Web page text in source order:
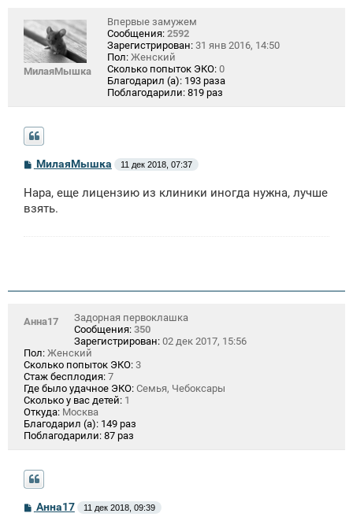
МилаяМышка
Впервые замужем
Сообщения: 2592
Зарегистрирован: 31 янв 2016, 14:50
Пол: Женский
Сколько попыток ЭКО: 0
Благодарил (а): 193 раза
Поблагодарили: 819 раз
С
б
щ
МилаяМышка 11 дек 2018, 07:37
Нара, еще лицензию из клиники иногда нужна, лучше
взять.
Анна17
Задорная первоклашка
Сообщения: 350
Зарегистрирован: 02 дек 2017, 15:56
Пол: Женский
Сколько попыток ЭКО: 3
Стаж бесплодия: 7
Где было удачное ЭКО: Семья, Чебоксары
Сколько у вас детей: 1
Откуда: Москва
Благодарил (а): 149 раз
Поблагодарили: 87 раз
С
Анна17 11 дек 2018, 09:39